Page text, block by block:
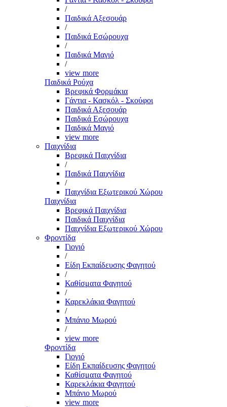
/
Παιδικά Αξεσουάρ
/
Παιδικά Εσώρουχα
/
Παιδικά Μαγιό
/
view more
Παιδικά Ρούχα
Βρεφικά Φορμάκια
Γάντια - Κασκόλ - Σκούφοι
Παιδικά Αξεσουάρ
Παιδικά Εσώρουχα
Παιδικά Μαγιό
view more
Παιχνίδια
Βρεφικά Παιχνίδια
/
Παιδικά Παιχνίδια
/
Παιχνίδια Εξωτερικού Χώρου
Παιχνίδια
Βρεφικά Παιχνίδια
Παιδικά Παιχνίδια
Παιχνίδια Εξωτερικού Χώρου
Φροντίδα
Γιογιό
/
Είδη Εκπαίδευσης Φαγητού
/
Καθίσματα Φαγητού
/
Καρεκλάκια Φαγητού
/
Μπάνιο Μωρού
/
view more
Φροντίδα
Γιογιό
Είδη Εκπαίδευσης Φαγητού
Καθίσματα Φαγητού
Καρεκλάκια Φαγητού
Μπάνιο Μωρού
view more